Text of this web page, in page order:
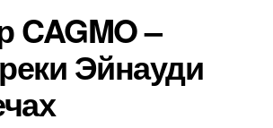
CAGMO –
Эйнауди